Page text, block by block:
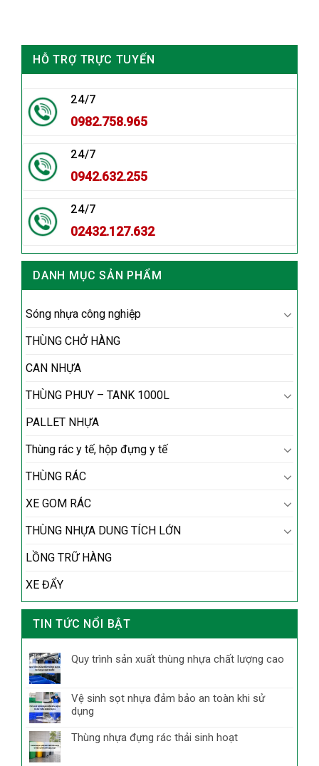
HỖ TRỢ TRỰC TUYẾN
24/7
0982.758.965
24/7
0942.632.255
24/7
02432.127.632
DANH MỤC SẢN PHẨM
Sóng nhựa công nghiệp
THÙNG CHỞ HÀNG
CAN NHỰA
THÙNG PHUY – TANK 1000L
PALLET NHỰA
Thùng rác y tế, hộp đựng y tế
THÙNG RÁC
XE GOM RÁC
THÙNG NHỰA DUNG TÍCH LỚN
LỒNG TRỮ HÀNG
XE ĐẨY
TIN TỨC NỔI BẬT
Quy trình sản xuất thùng nhựa chất lượng cao
Vệ sinh sọt nhựa đảm bảo an toàn khi sử
dụng
Thùng nhựa đựng rác thải sinh hoạt